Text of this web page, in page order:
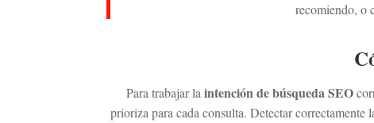
recomiendo, o
Para trabajar la intención de búsqueda SEO
prioriza para cada consulta. Detectar correctamente